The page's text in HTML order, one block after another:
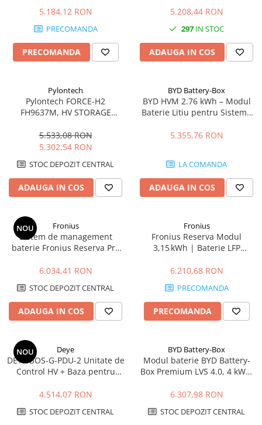
Intrerupatoare automate
Intrerupatoare automate
Separator sarcina
Relee
Releu monitorizare tensiune
Separator fuzibil
Separator fuzibil aplicatii
fotovoltaice
Sigurante fuzibile
Aparataj modular
Standard German
Functii speciale
Rama ornament
Aplicat (PT)
Intrerupator
Modular
Priza+Intrerupator
LED
5.184,12 RON
PRECOMANDA
PRECOMANDA
5.208,44 RON
297 IN STOC
ADAUGA IN COS
Pylontech
Pylontech FORCE-H2
FH9637M, HV STORAGE
Kostal, Sungrow, Goodwe,
Sofar
5.533,08 RON
5.302,54 RON
STOC DEPOZIT CENTRAL
ADAUGA IN COS
BYD Battery-Box
BYD HVM 2.76 kWh – Modul
Baterie Litiu pentru Sisteme
5.355,76 RON
LA COMANDA
ADAUGA IN COS
NOU Fronius
Sistem de management
baterie Fronius Reserva Pro
6.034,41 RON
STOC DEPOZIT CENTRAL
ADAUGA IN COS
Fronius
Fronius Reserva Modul
3,15 kWh | Baterie LFP
6.210,68 RON
PRECOMANDA
PRECOMANDA
NOU Deye
DEYE BOS-G-PDU-2 Unitate de
Control HV + Baza pentru
4.514,07 RON
STOC DEPOZIT CENTRAL
BYD Battery-Box
Modul baterie BYD Battery-
Box Premium LVS 4.0, 4 kWh,
tensiune
6.307,98 RON
STOC DEPOZIT CENTRAL